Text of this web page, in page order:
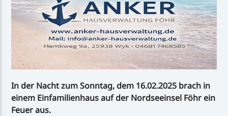
In der Nacht zum Sonntag, dem 16.02.2025 brach in
einem Einfamilienhaus auf der Nordseeinsel Föhr ein
Feuer aus.